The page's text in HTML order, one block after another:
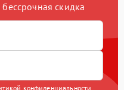
скидка
конфиденциальности